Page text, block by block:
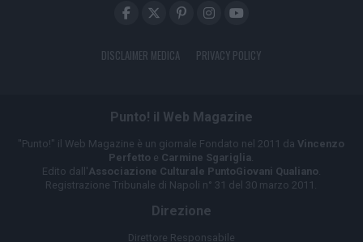
DISCLAIMER MEDICA PRIVACY POLICY
Punto! il Web Magazine
"Punto!" il Web Magazine è un giornale Fondato nel 2011 da Vincenzo
Perfetto e Carmine Sgariglia.
Edito dall'Associazione Culturale PuntoGiovani Qualiano.
Registrazione Tribunale di Napoli n° 31 del 30 marzo 2011.
Direzione
Direttore Responsabile